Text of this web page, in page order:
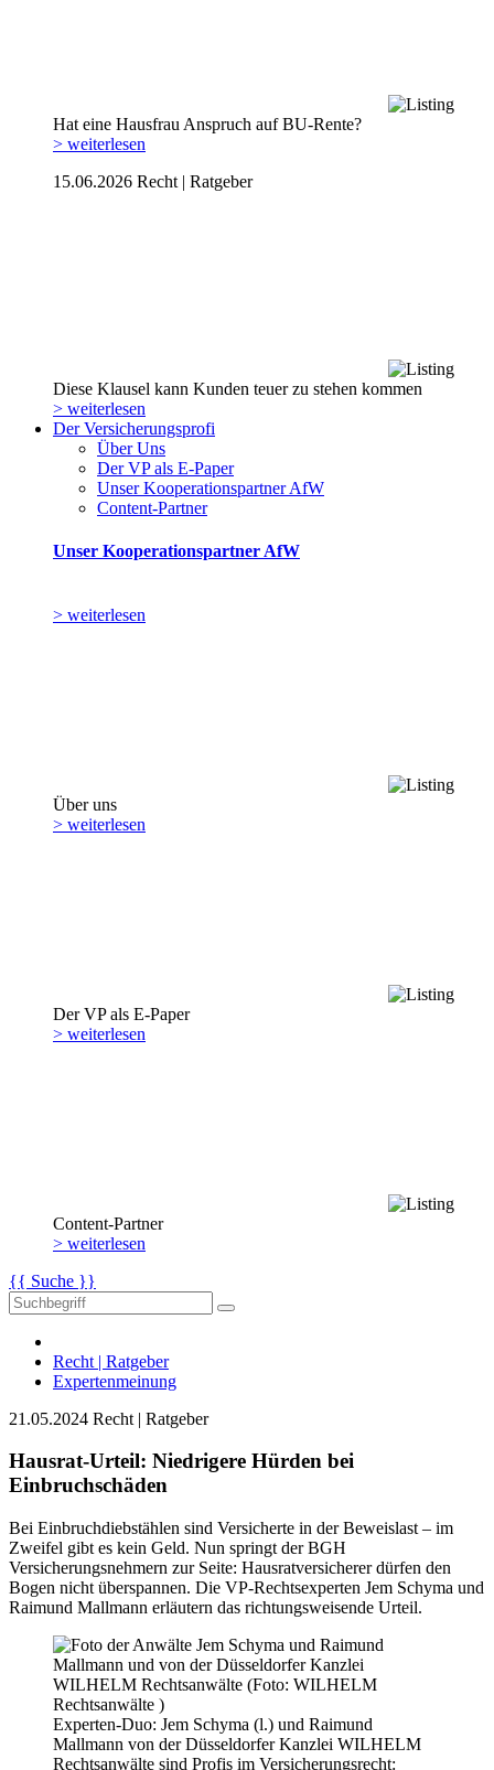
Hat eine Hausfrau Anspruch auf BU-Rente?
> weiterlesen
15.06.2026 Recht | Ratgeber
Diese Klausel kann Kunden teuer zu stehen kommen
> weiterlesen
Der Versicherungsprofi
Über Uns
Der VP als E-Paper
Unser Kooperationspartner AfW
Content-Partner
Unser Kooperationspartner AfW
> weiterlesen
Über uns
> weiterlesen
Der VP als E-Paper
> weiterlesen
Content-Partner
> weiterlesen
{{ Suche }}
Recht | Ratgeber
Expertenmeinung
21.05.2024 Recht | Ratgeber
Hausrat-Urteil: Niedrigere Hürden bei
Einbruchschäden
Bei Einbruchdiebstählen sind Versicherte in der Beweislast – im
Zweifel gibt es kein Geld. Nun springt der BGH
Versicherungsnehmern zur Seite: Hausratversicherer dürfen den
Bogen nicht überspannen. Die VP-Rechtsexperten Jem Schyma und
Raimund Mallmann erläutern das richtungsweisende Urteil.
Experten-Duo: Jem Schyma (l.) und Raimund
Mallmann von der Düssel­dorfer Kanzlei WILHELM
Rechtsanwälte sind Profis im Versicherungsrecht: